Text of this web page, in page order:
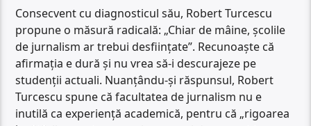
Consecvent cu diagnosticul său, Robert Turcescu
propune o măsură radicală: „Chiar de mâine, școlile
de jurnalism ar trebui desființate”. Recunoaște că
afirmația e dură și nu vrea să-i descurajeze pe
studenții actuali. Nuanțându-și răspunsul, Robert
Turcescu spune că facultatea de jurnalism nu e
inutilă ca experiență academică, pentru că „rigoarea